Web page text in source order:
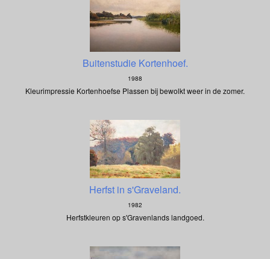
Buitenstudie Kortenhoef.
1988
Kleurimpressie Kortenhoefse Plassen bij bewolkt weer in de zomer.
Herfst in s'Graveland.
1982
Herfstkleuren op s'Gravenlands landgoed.